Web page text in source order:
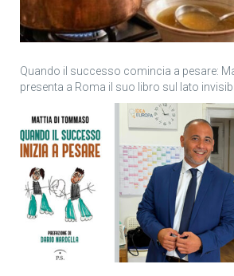
Quando il successo comincia a pesare:
presenta a Roma il suo libro sul lato